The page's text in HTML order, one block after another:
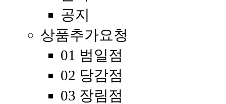
공지
상품추가요청
01 범일점
02 당감점
03 장림점